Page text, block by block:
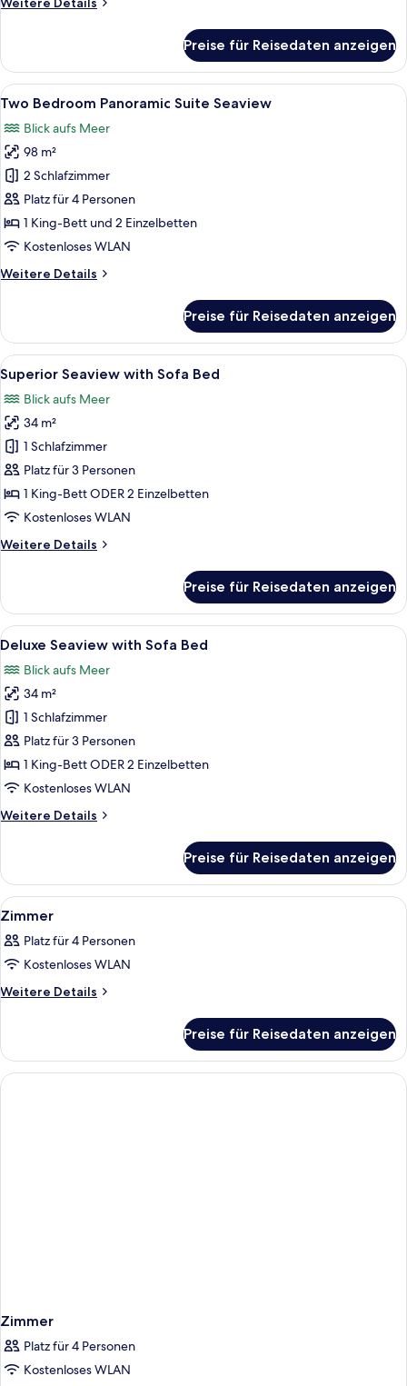
anzeigen
Room
with
Sea
Preise für Reisedaten anzeigen
Alle
Fotos
für
Two
Bedroom
Panoramic
Suite
Seaview
Ein modernes Hotelzimmer mit
7
Two Bedroom Panoramic Suite Seaview
Blick aufs Meer
98 m²
2 Schlafzimmer
Platz für 4 Personen
1 King-Bett und 2 Einzelbetten
Kostenloses WLAN
Weitere Details
Weitere
Bedroom
Panoramic
Suite
Seaview
Preise für Reisedaten anzeigen
Alle
Fotos
für
Superior
Seaview
with
Sofa
Bed
Ein modernes Hotelzimmer mit zwei
8
Superior Seaview with Sofa Bed
Blick aufs Meer
34 m²
1 Schlafzimmer
Platz für 3 Personen
1 King-Bett ODER 2 Einzelbetten
Kostenloses WLAN
Weitere Details
Weitere
Seaview
with
Sofa
Preise für Reisedaten anzeigen
Alle
Fotos
für
Deluxe
Seaview
with
Sofa
Bed
Ein modernes Hotelzimmer mit
7
Deluxe Seaview with Sofa Bed
Blick aufs Meer
34 m²
1 Schlafzimmer
Platz für 3 Personen
1 King-Bett ODER 2 Einzelbetten
Kostenloses WLAN
Weitere Details
Weitere
Seaview
with
Sofa
Preise für Reisedaten anzeigen
Alle
Fotos
für
Zimmer
anzeigen
Ein modernes Hotelzimmer mit
7
Zimmer
Platz für 4 Personen
Kostenloses WLAN
Weitere Details
Weitere
Preise für Reisedaten anzeigen
Zimmer
Platz für 4 Personen
Kostenloses WLAN